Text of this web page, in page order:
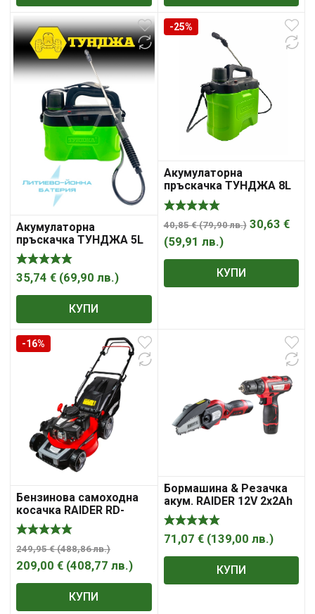
Акумулаторна
пръскачка ТУНДЖА 5L
5V 2.5Ah Li-ion
35,74 € (69,90 лв.)
КУПИ
-25%
Акумулаторна
пръскачка ТУНДЖА 8L
5V 2.5Ah Li-ion
40,85€ (79,90лв.) 30,63 €
(59,91 лв.)
КУПИ
-16%
Бензинова самоходна
косачка RAIDER RD-
GLM22, 4.5 к.с., 146 cm³,
460 mm, кош 65 l
249,95€ (488,86лв.)
209,00 € (408,77 лв.)
КУПИ
Бормашина & Резачка
акум. RAIDER 12V 2x2Ah
3 вер. куфар RDP-
CDLGP02
71,07 € (139,00 лв.)
КУПИ